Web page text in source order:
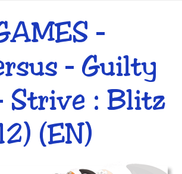
–
– Guilty
Strive : Blitz
(EN)